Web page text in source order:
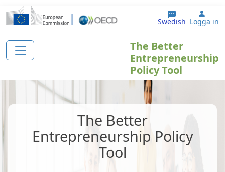
Hoppa till huvudinnehåll
Swedish User
Logga in
The Better
Entrepreneurship
Policy Tool
The Better
Entrepreneurship Policy
Tool